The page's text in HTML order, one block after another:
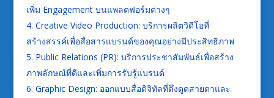
เพิ่ม Engagement บนแพลตฟอร์มต่างๆ
Creative Video Production: บริการผลิตวิดีโอที่
สร้างสรรค์เพื่อสื่อสารแบรนด์ของคุณอย่างมีประสิทธิภาพ
Public Relations (PR): บริการประชาสัมพันธ์เพื่อสร้าง
ภาพลักษณ์ที่ดีและเพิ่มการรับรู้แบรนด์
Graphic Design: ออกแบบสื่อดิจิทัลที่ดึงดูดสายตาและ